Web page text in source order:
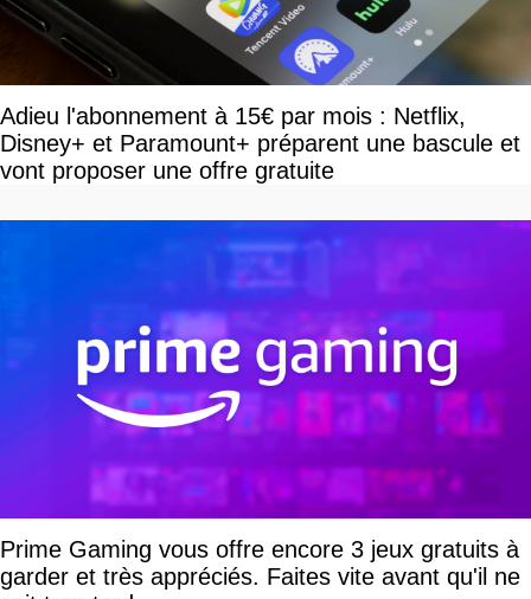
Adieu l'abonnement à 15€ par mois : Netflix,
Disney+ et Paramount+ préparent une bascule et
vont proposer une offre gratuite
Prime Gaming vous offre encore 3 jeux gratuits à
garder et très appréciés. Faites vite avant qu'il ne